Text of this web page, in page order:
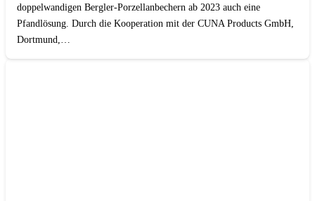
doppelwandigen Bergler-Porzellanbechern ab 2023 auch eine
Pfandlösung. Durch die Kooperation mit der CUNA Products GmbH,
Dortmund,…